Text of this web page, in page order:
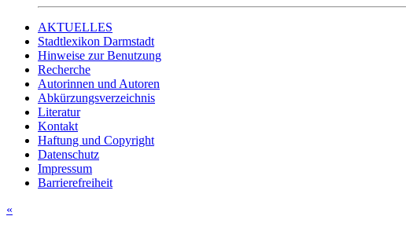
AKTUELLES
Stadtlexikon Darmstadt
Hinweise zur Benutzung
Recherche
Autorinnen und Autoren
Abkürzungsverzeichnis
Literatur
Kontakt
Haftung und Copyright
Datenschutz
Impressum
Barrierefreiheit
«